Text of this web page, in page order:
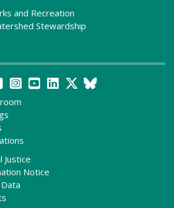
and Recreation
Stewardship
Justice
Notice